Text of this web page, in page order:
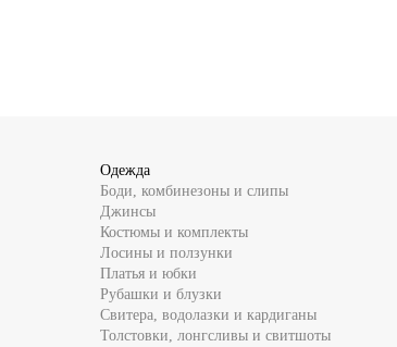
Одежда
Боди, комбинезоны и слипы
Джинсы
Костюмы и комплекты
Лосины и ползунки
Платья и юбки
Рубашки и блузки
Свитера, водолазки и кардиганы
Толстовки, лонгсливы и свитшоты